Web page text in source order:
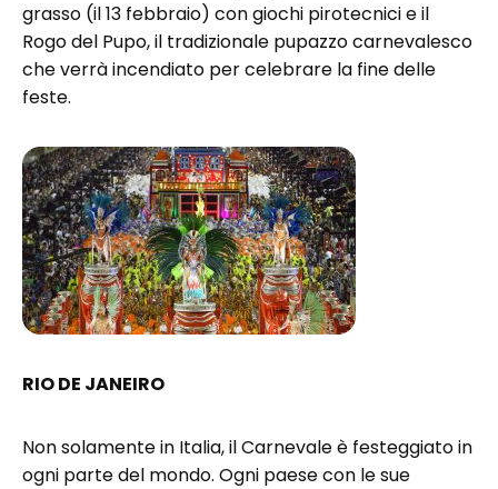
grasso (il 13 febbraio) con giochi pirotecnici e il
Rogo del Pupo, il tradizionale pupazzo carnevalesco
che verrà incendiato per celebrare la fine delle
feste.
RIO DE JANEIRO
Non solamente in Italia, il Carnevale è festeggiato in
ogni parte del mondo. Ogni paese con le sue